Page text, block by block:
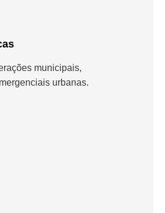
municipais,
urbanas.